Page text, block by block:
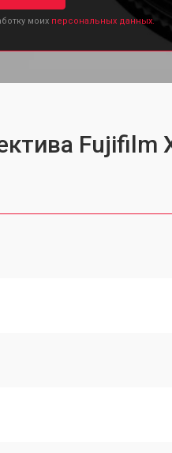
моих персональных данных.
Fujifilm